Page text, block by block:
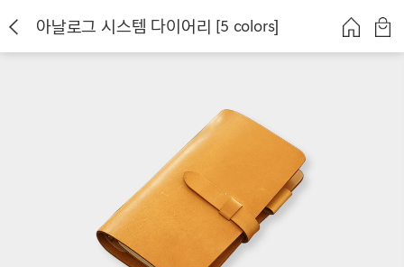
아날로그 시스템 다이어리 [5 colors]